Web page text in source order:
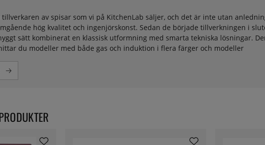
av spisar som vi på KitchenLab säljer, och det är inte utan
hög kvalitet och ingenjörskonst. Sedan de började tillverkningen i
sätt kombinerat en klassisk utformning med smarta tekniska lösningar.
du modeller med både gas och induktion i flera färger och modeller